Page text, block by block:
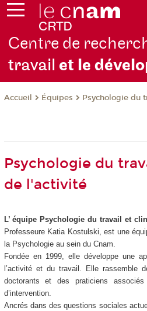
Centre de
travailet le
Accueil Équipes Psychologie du
Psychologie du
de l'activité
L’ équipe Psychologie du travail et
Professeure Katia Kostulski, est une
la Psychologie au sein du Cnam.
Fondée en 1999, elle développe une
l’activité et du travail. Elle rassemble
doctorants et des praticiens
d’intervention.
Ancrés dans des questions sociales